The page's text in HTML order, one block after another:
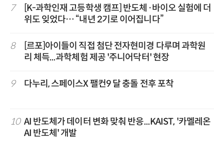
7
[K-과학인재 고등학생 캠프] 반도체·바이오 실험에 더
위도 잊었다… “내년 2기로 이어집니다”
8
[르포]아이들이 직접 첨단 전자현미경 다루며 과학원
리 체득...과학체험 제공 '주니어닥터' 현장
9 다누리, 스페이스X 팰컨9 달 충돌 전후 포착
10 AI 반도체가 데이터 변화 맞춰 반응...KAIST, '카멜레온
AI 반도체' 개발